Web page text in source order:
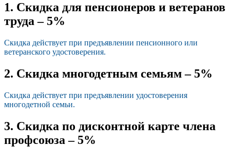
1. Скидка для пенсионеров и ветеранов
труда – 5%
Скидка действует при предъявлении пенсионного или
ветеранского удостоверения.
2. Скидка многодетным семьям – 5%
Скидка действует при предъявлении удостоверения
многодетной семьи.
3. Скидка по дисконтной карте члена
профсоюза – 5%